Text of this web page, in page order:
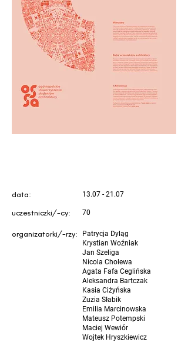
data: 13.07 - 21.07
uczestniczki/-cy: 70
organizatorki/-rzy:
Patrycja Dyląg
Krystian Woźniak
Jan Szeliga
Nicola Cholewa
Agata Fafa Ceglińska
Aleksandra Bartczak
Kasia Ciżyńska
Zuzia Słabik
Emilia Marcinowska
Mateusz Potempski
Maciej Wewiór
Wojtek Hryszkiewicz